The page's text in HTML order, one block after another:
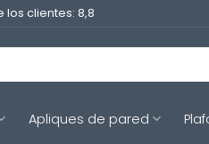
los clientes: 8,8
Apliques de pared